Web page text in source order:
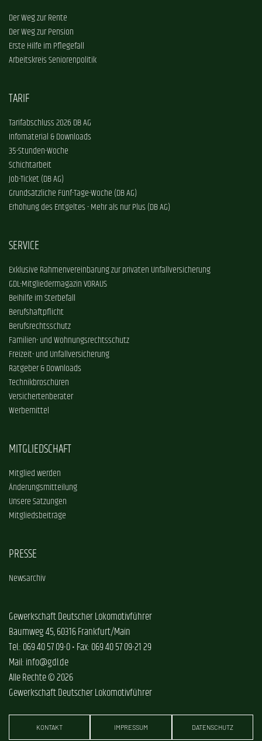
Der Weg zur Rente
Der Weg zur Pension
Erste Hilfe im Pflegefall
Arbeitskreis Seniorenpolitik
TARIF
Tarifabschluss 2026 DB AG
Infomaterial & Downloads
35-Stunden-Woche
Schichtarbeit
Job-Ticket (DB AG)
Grundsätzliche Fünf-Tage-Woche (DB AG)
Erhöhung des Entgeltes - Mehr als nur Plus (DB AG)
SERVICE
Exklusive Rahmenvereinbarung zur privaten Unfallversicherung
GDL-Mitgliedermagazin VORAUS
Beihilfe im Sterbefall
Berufshaftpflicht
Berufsrechtsschutz
Familien- und Wohnungsrechtsschutz
Freizeit- und Unfallversicherung
Ratgeber & Downloads
Technikbroschüren
Versichertenberater
Werbemittel
MITGLIEDSCHAFT
Mitglied werden
Änderungsmitteilung
Unsere Satzungen
Mitgliedsbeiträge
PRESSE
Newsarchiv
Gewerkschaft Deutscher Lokomotivführer
Baumweg 45, 60316 Frankfurt/Main
Tel.: 069 40 57 09-0 • Fax: 069 40 57 09-21 29
Mail: info@gdl.de
Alle Rechte © 2026
Gewerkschaft Deutscher Lokomotivführer
KONTAKT IMPRESSUM DATENSCHUTZ